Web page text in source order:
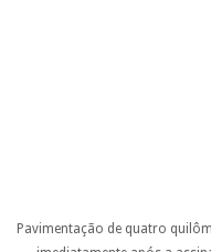
Pavimentação de quatro